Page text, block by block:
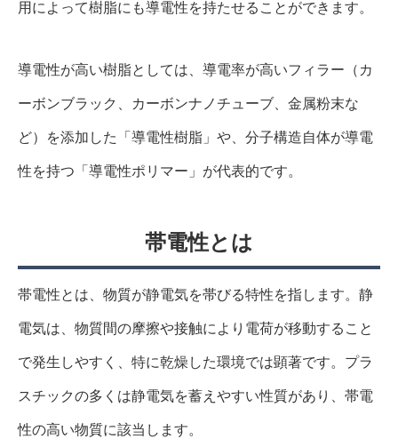
用によって樹脂にも導電性を持たせることができます。
導電性が高い樹脂としては、導電率が高いフィラー（カ
ーボンブラック、カーボンナノチューブ、金属粉末な
ど）を添加した「導電性樹脂」や、分子構造自体が導電
性を持つ「導電性ポリマー」が代表的です。
帯電性とは
帯電性とは、物質が静電気を帯びる特性を指します。静
電気は、物質間の摩擦や接触により電荷が移動すること
で発生しやすく、特に乾燥した環境では顕著です。プラ
スチックの多くは静電気を蓄えやすい性質があり、帯電
性の高い物質に該当します。